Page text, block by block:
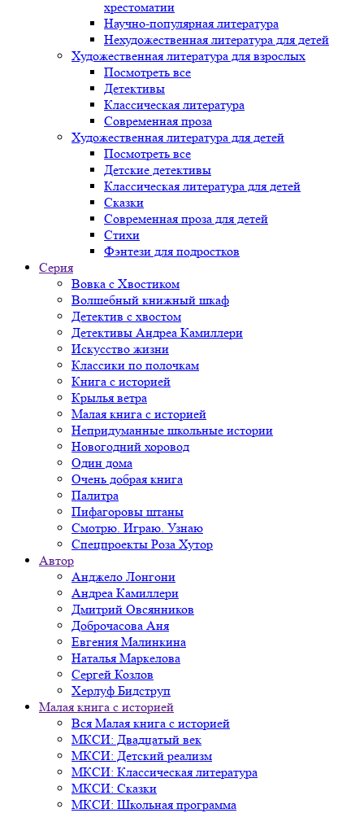
хрестоматии
Научно-популярная литература
Нехудожественная литература для детей
Художественная литература для взрослых
Посмотреть все
Детективы
Классическая литература
Современная проза
Художественная литература для детей
Посмотреть все
Детские детективы
Классическая литература для детей
Сказки
Современная проза для детей
Стихи
Фэнтези для подростков
Серия
Вовка с Хвостиком
Волшебный книжный шкаф
Детектив с хвостом
Детективы Андреа Камиллери
Искусство жизни
Классики по полочкам
Книга с историей
Крылья ветра
Малая книга с историей
Непридуманные школьные истории
Новогодний хоровод
Один дома
Очень добрая книга
Палитра
Пифагоровы штаны
Смотрю. Играю. Узнаю
Спецпроекты Роза Хутор
Автор
Анджело Лонгони
Андреа Камиллери
Дмитрий Овсянников
Доброчасова Аня
Евгения Малинкина
Наталья Маркелова
Сергей Козлов
Херлуф Бидструп
Малая книга с историей
Вся Малая книга с историей
МКСИ: Двадцатый век
МКСИ: Детский реализм
МКСИ: Классическая литература
МКСИ: Сказки
МКСИ: Школьная программа